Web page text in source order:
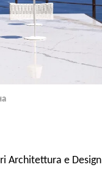
Architettura e Design